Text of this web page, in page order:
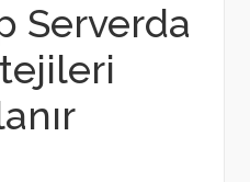
Serverda